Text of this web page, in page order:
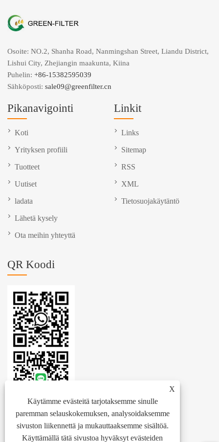
X
Käytämme evästeitä tarjotaksemme sinulle
paremman selauskokemuksen, analysoidaksemme
sivuston liikennettä ja mukauttaaksemme sisältöä.
Käyttämällä tätä sivustoa hyväksyt evästeiden
Osoite: NO.2, Shanha Road, Nanmingshan Street, Liandu District,
Lishui City, Zhejiangin maakunta, Kiina
Puhelin: +86-15382595039
Sähköposti: sale09@greenfilter.cn
Pikanavigointi
Koti
Yrityksen profiili
Tuotteet
Uutiset
ladata
Lähetä kysely
Ota meihin yhteyttä
Linkit
Links
Sitemap
RSS
XML
Tietosuojakäytäntö
QR Koodi